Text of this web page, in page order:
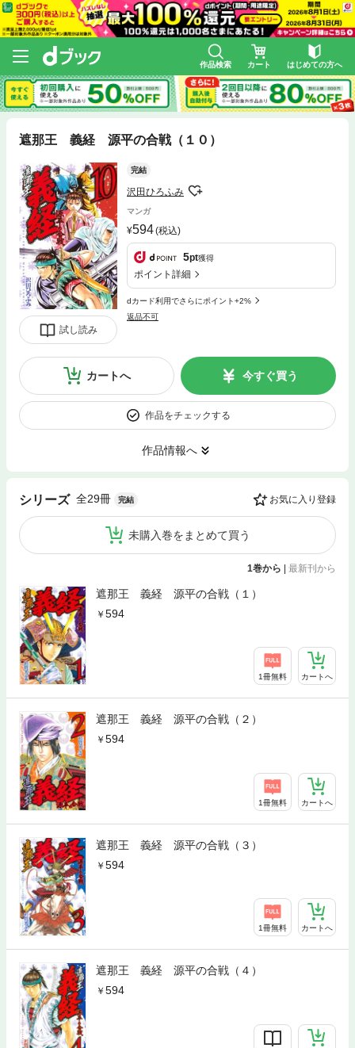
作品検索 カート はじめての方へ
遮那王 義経 源平の合戦（１０）
試し読み
完結
沢田ひろふみ
マンガ
594(税込)
5pt獲得
ポイント詳細
dカード利用でさらにポイント+2%
返品不可
カートへ 今すぐ買う
作品をチェックする
作品情報へ
シリーズ 全29冊 完結 お気に入り登録
未購入巻をまとめて買う
1巻から | 最新刊から
遮那王 義経 源平の合戦（１）
594
1冊無料 カートへ
遮那王 義経 源平の合戦（２）
594
1冊無料 カートへ
遮那王 義経 源平の合戦（３）
594
1冊無料 カートへ
遮那王 義経 源平の合戦（４）
594